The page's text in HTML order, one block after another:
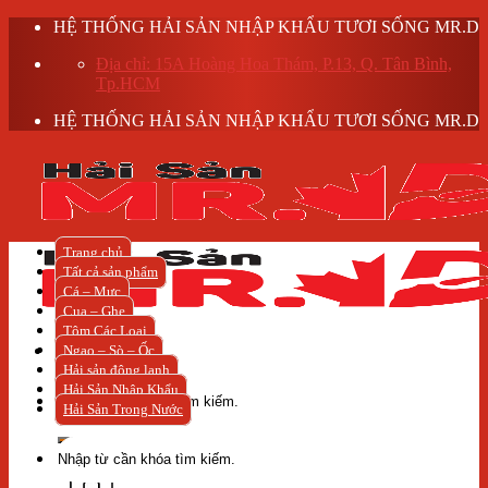
Skip
content
HỆ THỐNG HẢI SẢN NHẬP KHẨU TƯƠI SỐNG MR.D
Địa chỉ: 15A Hoàng Hoa Thám, P.13, Q. Tân Bình,
Tp.HCM
HỆ THỐNG HẢI SẢN NHẬP KHẨU TƯƠI SỐNG MR.D
Tìm
kiếm:
Trang chủ
Tất cả sản phẩm
Cá – Mực
Cua – Ghẹ
Tôm Các Loại
Ngao – Sò – Ốc
Hải sản đông lạnh
Hải Sản Nhập Khẩu
Hải Sản Trong Nước
Tìm
kiếm: